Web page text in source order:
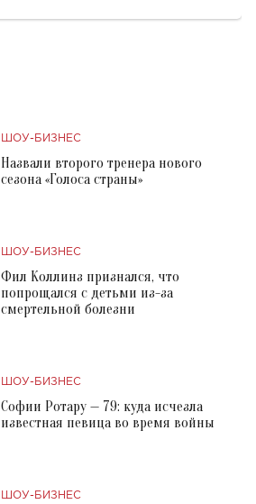
ШОУ-БИЗНЕС
Назвали второго тренера нового
сезона «Голоса страны»
ШОУ-БИЗНЕС
Фил Коллинз признался, что
попрощался с детьми из-за
смертельной болезни
ШОУ-БИЗНЕС
Софии Ротару — 79: куда исчезла
известная певица во время войны
ШОУ-БИЗНЕС